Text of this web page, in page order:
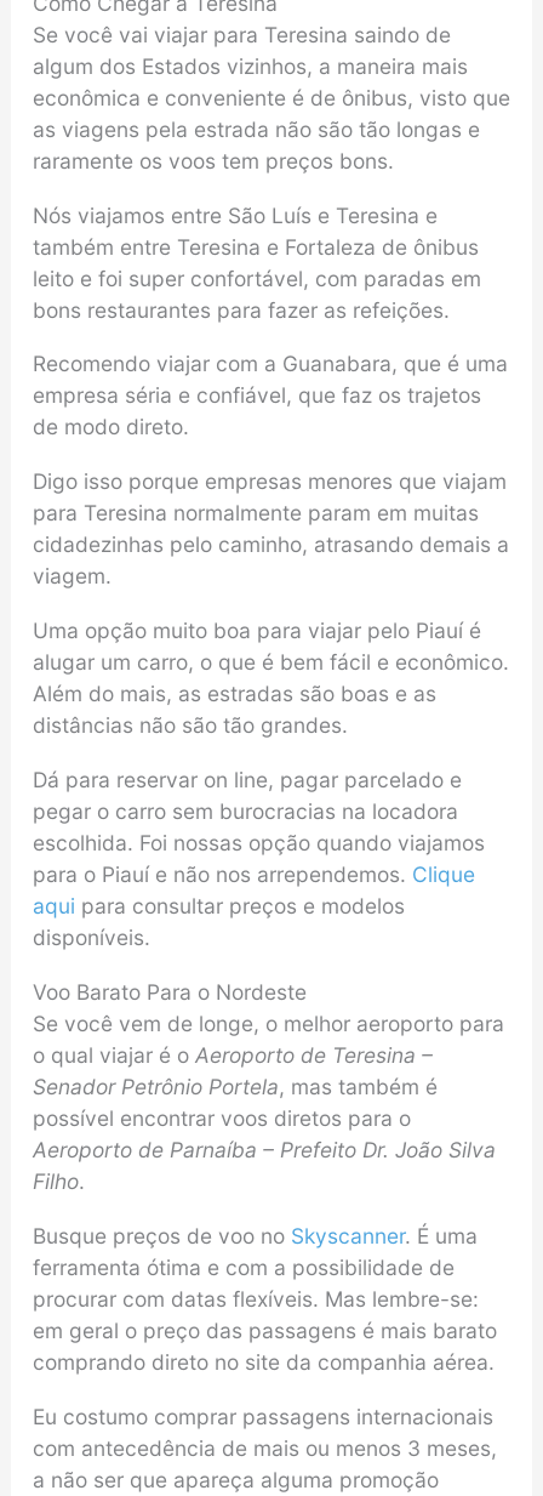
Se você vai viajar para Teresina saindo de
algum dos Estados vizinhos, a maneira mais
econômica e conveniente é de ônibus, visto que
as viagens pela estrada não são tão longas e
raramente os voos tem preços bons.
Nós viajamos entre São Luís e Teresina e
também entre Teresina e Fortaleza de ônibus
leito e foi super confortável, com paradas em
bons restaurantes para fazer as refeições.
Recomendo viajar com a Guanabara, que é uma
empresa séria e confiável, que faz os trajetos
de modo direto.
Digo isso porque empresas menores que viajam
para Teresina normalmente param em muitas
cidadezinhas pelo caminho, atrasando demais a
viagem.
Uma opção muito boa para viajar pelo Piauí é
alugar um carro, o que é bem fácil e econômico.
Além do mais, as estradas são boas e as
distâncias não são tão grandes.
Dá para reservar on line, pagar parcelado e
pegar o carro sem burocracias na locadora
escolhida. Foi nossas opção quando viajamos
para o Piauí e não nos arrependemos. Clique
aqui para consultar preços e modelos
disponíveis.
Voo Barato Para o Nordeste
Se você vem de longe, o melhor aeroporto para
o qual viajar é o Aeroporto de Teresina –
Senador Petrônio Portela, mas também é
possível encontrar voos diretos para o
Aeroporto de Parnaíba – Prefeito Dr. João Silva
Filho.
Busque preços de voo no Skyscanner. É uma
ferramenta ótima e com a possibilidade de
procurar com datas flexíveis. Mas lembre-se:
em geral o preço das passagens é mais barato
comprando direto no site da companhia aérea.
Eu costumo comprar passagens internacionais
com antecedência de mais ou menos 3 meses,
a não ser que apareça alguma promoção